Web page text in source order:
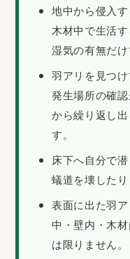
地中から侵入
木材中で生活
湿気の有無だ
羽アリを見つ
発生場所の確
から繰り返し
す。
床下へ自分で
蟻道を壊した
表面に出た羽
中・壁内・木
は限りません。